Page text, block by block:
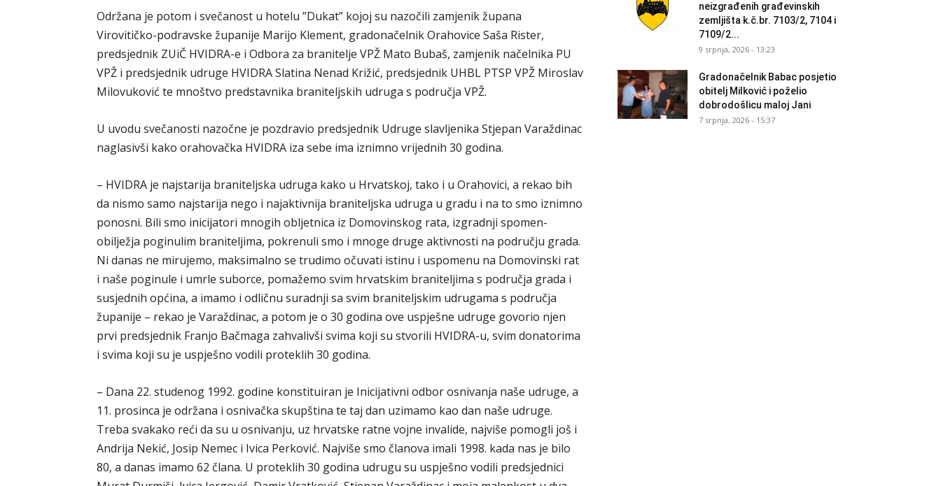
Održana je potom i svečanost u hotelu ”Dukat” kojoj su nazočili zamjenik župana
Virovitičko-podravske županije Marijo Klement, gradonačelnik Orahovice Saša Rister,
predsjednik ZUiČ HVIDRA-e i Odbora za branitelje VPŽ Mato Bubaš, zamjenik načelnika PU
VPŽ i predsjednik udruge HVIDRA Slatina Nenad Križić, predsjednik UHBL PTSP VPŽ Miroslav
Milovuković te mnoštvo predstavnika braniteljskih udruga s područja VPŽ.
U uvodu svečanosti nazočne je pozdravio predsjednik Udruge slavljenika Stjepan Varaždinac
naglasivši kako orahovačka HVIDRA iza sebe ima iznimno vrijednih 30 godina.
– HVIDRA je najstarija braniteljska udruga kako u Hrvatskoj, tako i u Orahovici, a rekao bih
da nismo samo najstarija nego i najaktivnija braniteljska udruga u gradu i na to smo iznimno
ponosni. Bili smo inicijatori mnogih obljetnica iz Domovinskog rata, izgradnji spomen-
obilježja poginulim braniteljima, pokrenuli smo i mnoge druge aktivnosti na području grada.
Ni danas ne mirujemo, maksimalno se trudimo očuvati istinu i uspomenu na Domovinski rat
i naše poginule i umrle suborce, pomažemo svim hrvatskim braniteljima s područja grada i
susjednih općina, a imamo i odličnu suradnji sa svim braniteljskim udrugama s područja
županije – rekao je Varaždinac, a potom je o 30 godina ove uspješne udruge govorio njen
prvi predsjednik Franjo Bačmaga zahvalivši svima koji su stvorili HVIDRA-u, svim donatorima
i svima koji su je uspješno vodili proteklih 30 godina.
– Dana 22. studenog 1992. godine konstituiran je Inicijativni odbor osnivanja naše udruge, a
11. prosinca je održana i osnivačka skupština te taj dan uzimamo kao dan naše udruge.
Treba svakako reći da su u osnivanju, uz hrvatske ratne vojne invalide, najviše pomogli još i
Andrija Nekić, Josip Nemec i Ivica Perković. Najviše smo članova imali 1998. kada nas je bilo
80, a danas imamo 62 člana. U proteklih 30 godina udrugu su uspješno vodili predsjednici
neizgrađenih građevinskih
zemljišta k.č.br. 7103/2, 7104 i
7109/2...
9 srpnja, 2026 - 13:23
Gradonačelnik Babac posjetio
obitelj Milković i poželio
dobrodošlicu maloj Jani
7 srpnja, 2026 - 15:37